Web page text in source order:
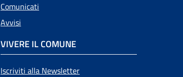
Comunicati
Avvisi
VIVERE IL COMUNE
Iscriviti alla Newsletter